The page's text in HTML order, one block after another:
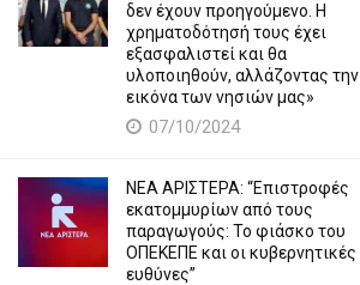
δεν έχουν προηγούμενο. Η
χρηματοδότησή τους έχει
εξασφαλιστεί και θα
υλοποιηθούν, αλλάζοντας την
εικόνα των νησιών μας»
07/10/2024
ΝΕΑ ΑΡΙΣΤΕΡΑ: “Επιστροφές
εκατομμυρίων από τους
παραγωγούς: Το φιάσκο του
ΟΠΕΚΕΠΕ και οι κυβερνητικές
ευθύνες”